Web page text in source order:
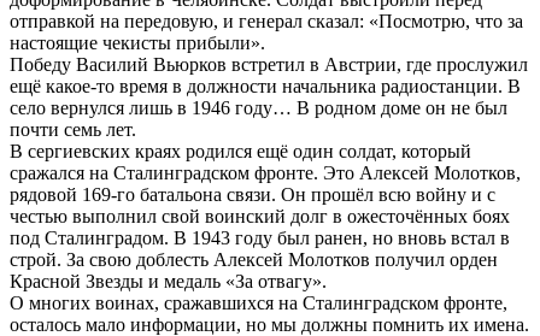
отправкой на передовую, и генерал сказал: «Посмотрю, что за
настоящие чекисты прибыли».
Победу Василий Вьюрков встретил в Австрии, где прослужил
ещё какое-то время в должности начальника радиостанции. В
село вернулся лишь в 1946 году… В родном доме он не был
почти семь лет.
В сергиевских краях родился ещё один солдат, который
сражался на Сталинградском фронте. Это Алексей Молотков,
рядовой 169-го батальона связи. Он прошёл всю войну и с
честью выполнил свой воинский долг в ожесточённых боях
под Сталинградом. В 1943 году был ранен, но вновь встал в
строй. За свою доблесть Алексей Молотков получил орден
Красной Звезды и медаль «За отвагу».
О многих воинах, сражавшихся на Сталинградском фронте,
осталось мало информации, но мы должны помнить их имена.